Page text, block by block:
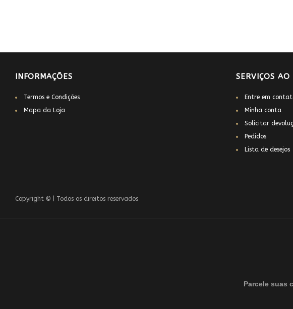
INFORMAÇÕES
Termos e Condições
Mapa da Loja
SERVIÇOS AO
Entre em
Minha conta
Solicitar
Pedidos
Lista de desejos
Copyright © | Todos os direitos reservados
Parcele suas